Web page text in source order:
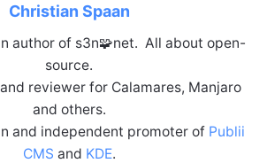
Christian Spaan
author of s3n🧩net. All about open-
source.
reviewer for Calamares, Manjaro
and others.
and independent promoter of Publii
CMS and KDE.